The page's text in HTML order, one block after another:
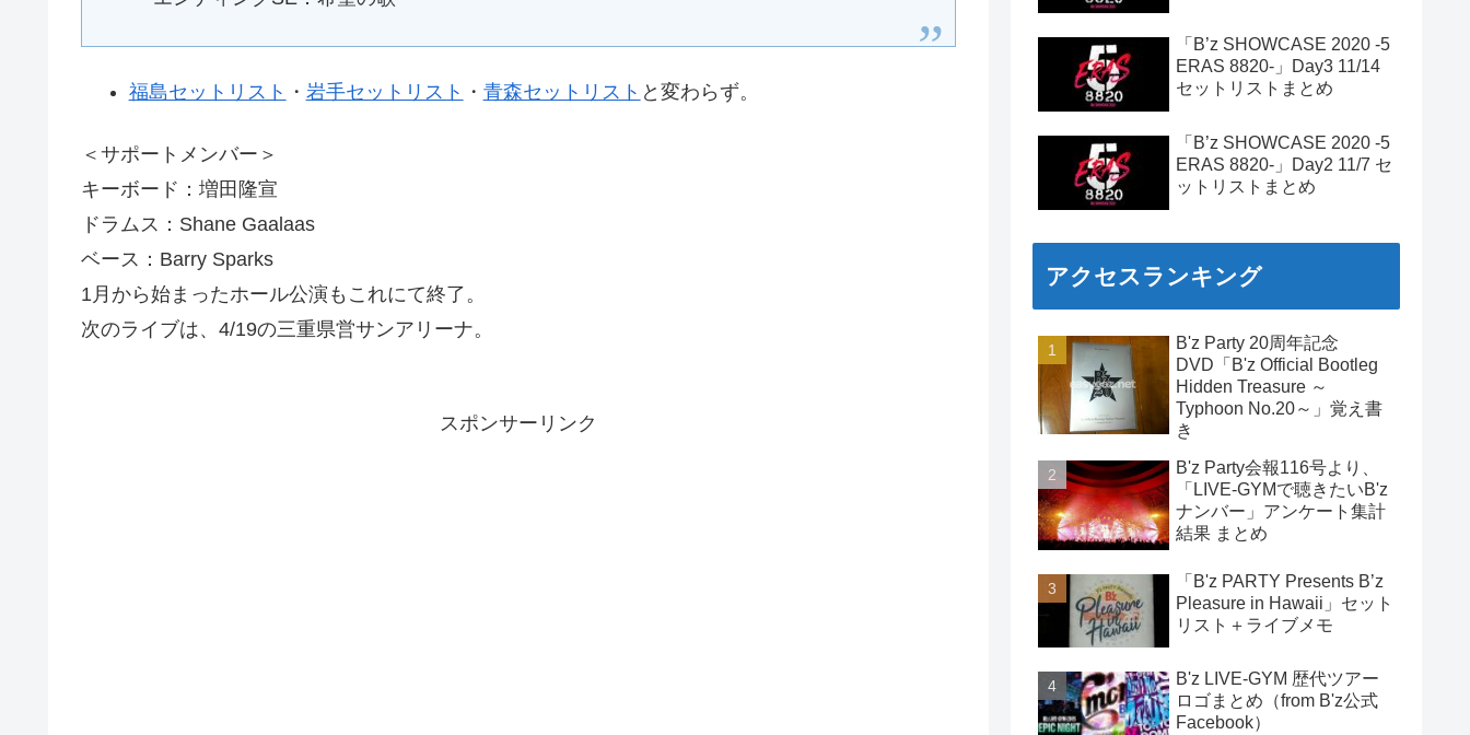
福島セットリスト ・ 岩手セットリスト ・ 青森セットリスト と変わらず。
＜サポートメンバー＞
キーボード：増田隆宣
ドラムス：Shane Gaalaas
ベース：Barry Sparks
1月から始まったホール公演もこれにて終了。
次のライブは、4/19の三重県営サンアリーナ。
スポンサーリンク
「B’z SHOWCASE 2020 -5
ERAS 8820-」Day3 11/14
セットリストまとめ
「B’z SHOWCASE 2020 -5
ERAS 8820-」Day2 11/7 セ
ットリストまとめ
アクセスランキング
B'z Party 20周年記念
DVD「B'z Official Bootleg
Hidden Treasure ～
Typhoon No.20～」覚え書
き
B'z Party会報116号より、
「LIVE-GYMで聴きたいB'z
ナンバー」アンケート集計
結果 まとめ
「B'z PARTY Presents B’z
Pleasure in Hawaii」セット
リスト＋ライブメモ
B'z LIVE-GYM 歴代ツアー
ロゴまとめ（from B'z公式
Facebook）